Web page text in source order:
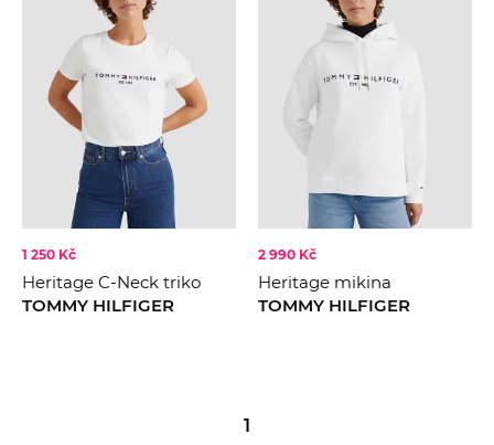
1 250 Kč
Heritage C-Neck triko
TOMMY HILFIGER
2 990 Kč
Heritage mikina
TOMMY HILFIGER
1